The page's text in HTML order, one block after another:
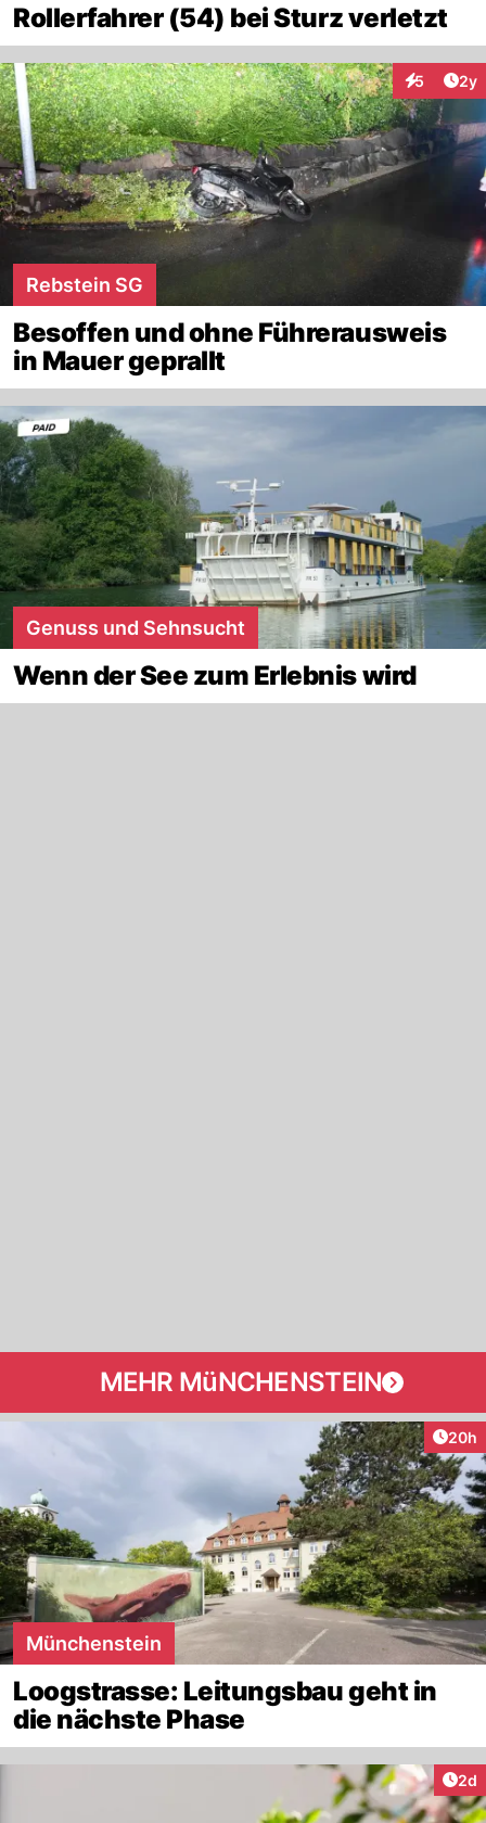
Rollerfahrer (54) bei Sturz verletzt
5 2y
Rebstein SG
Besoffen und ohne Führerausweis
in Mauer geprallt
Genuss und Sehnsucht
Wenn der See zum Erlebnis wird
MEHR MüNCHENSTEIN
20h
Münchenstein
Loogstrasse: Leitungsbau geht in
die nächste Phase
2d